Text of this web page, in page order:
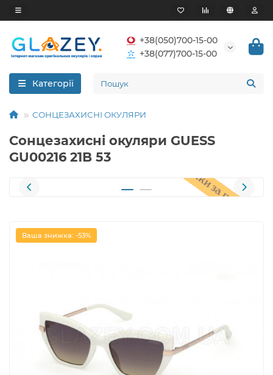
+38(050)700-15-00
+38(077)700-15-00
Категорії
СОНЦЕЗАХИСНІ ОКУЛЯРИ
Сонцезахисні окуляри GUESS
GU00216 21B 53
Ваша знижка: -53%